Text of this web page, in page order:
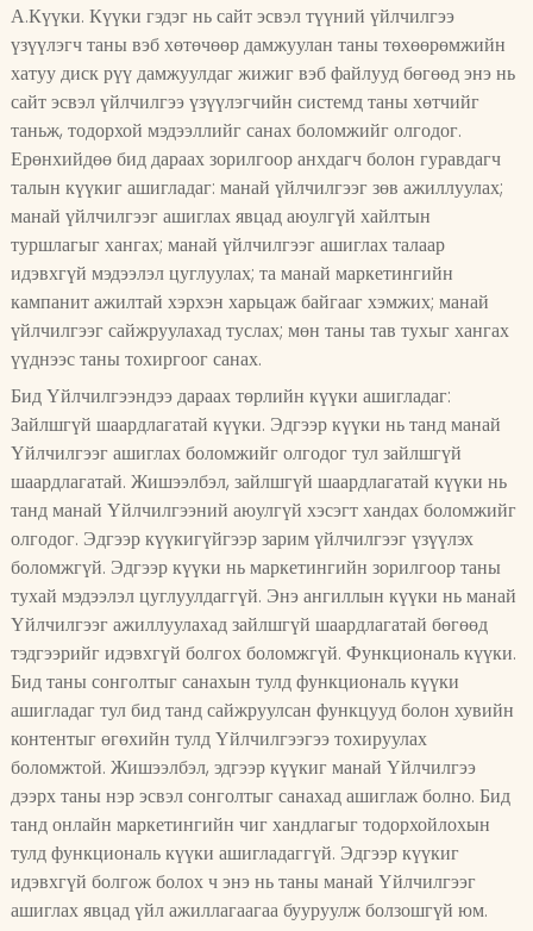
А.Күүки. Күүки гэдэг нь сайт эсвэл түүний үйлчилгээ
үзүүлэгч таны вэб хөтөчөөр дамжуулан таны төхөөрөмжийн
хатуу диск рүү дамжуулдаг жижиг вэб файлууд бөгөөд энэ нь
сайт эсвэл үйлчилгээ үзүүлэгчийн системд таны хөтчийг
таньж, тодорхой мэдээллийг санах боломжийг олгодог.
Ерөнхийдөө бид дараах зорилгоор анхдагч болон гуравдагч
талын күүкиг ашигладаг: манай үйлчилгээг зөв ажиллуулах;
манай үйлчилгээг ашиглах явцад аюулгүй хайлтын
туршлагыг хангах; манай үйлчилгээг ашиглах талаар
идэвхгүй мэдээлэл цуглуулах; та манай маркетингийн
кампанит ажилтай хэрхэн харьцаж байгааг хэмжих; манай
үйлчилгээг сайжруулахад туслах; мөн таны тав тухыг хангах
үүднээс таны тохиргоог санах.
Бид Үйлчилгээндээ дараах төрлийн күүки ашигладаг:
Зайлшгүй шаардлагатай күүки. Эдгээр күүки нь танд манай
Үйлчилгээг ашиглах боломжийг олгодог тул зайлшгүй
шаардлагатай. Жишээлбэл, зайлшгүй шаардлагатай күүки нь
танд манай Үйлчилгээний аюулгүй хэсэгт хандах боломжийг
олгодог. Эдгээр күүкигүйгээр зарим үйлчилгээг үзүүлэх
боломжгүй. Эдгээр күүки нь маркетингийн зорилгоор таны
тухай мэдээлэл цуглуулдаггүй. Энэ ангиллын күүки нь манай
Үйлчилгээг ажиллуулахад зайлшгүй шаардлагатай бөгөөд
тэдгээрийг идэвхгүй болгох боломжгүй. Функциональ күүки.
Бид таны сонголтыг санахын тулд функциональ күүки
ашигладаг тул бид танд сайжруулсан функцууд болон хувийн
контентыг өгөхийн тулд Үйлчилгээгээ тохируулах
боломжтой. Жишээлбэл, эдгээр күүкиг манай Үйлчилгээ
дээрх таны нэр эсвэл сонголтыг санахад ашиглаж болно. Бид
танд онлайн маркетингийн чиг хандлагыг тодорхойлохын
тулд функциональ күүки ашигладаггүй. Эдгээр күүкиг
идэвхгүй болгож болох ч энэ нь таны манай Үйлчилгээг
ашиглах явцад үйл ажиллагаагаа бууруулж болзошгүй юм.